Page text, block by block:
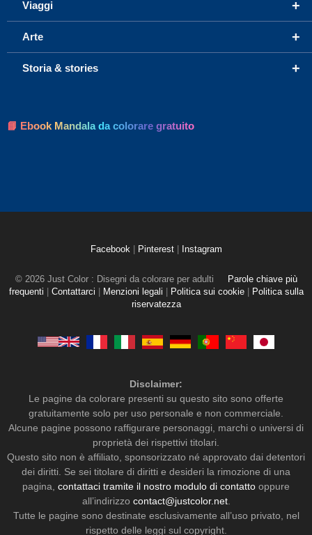
+
Viaggi
+
Arte
+
Storia & stories
📘 Ebook Mandala da colorare gratuito
Facebook Pinterest Instagram
© 2026 Just Color : Disegni da colorare per adulti
Parole chiave più
frequenti
Contattarci Menzioni legali Politica sui cookie
Politica sulla
riservatezza
Disclaimer:
Le pagine da colorare presenti su questo sito sono offerte
gratuitamente solo per uso personale e non commerciale.
Alcune pagine possono raffigurare personaggi, marchi o universi di
proprietà dei rispettivi titolari.
Questo sito non è affiliato, sponsorizzato né approvato dai detentori
dei diritti. Se sei titolare di diritti e desideri la rimozione di una
pagina, contattaci tramite il nostro modulo di contatto oppure
all’indirizzo contact@justcolor.net.
Tutte le pagine sono destinate esclusivamente all’uso privato, nel
rispetto delle leggi sul copyright.